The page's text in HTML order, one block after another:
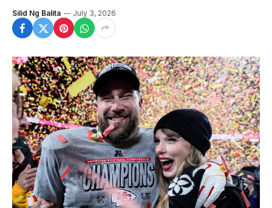
Silid Ng Balita July 3, 2026